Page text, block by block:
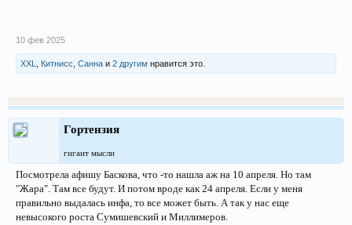
10 фев 2025
XXL Китнисс Санна и 2 другим нравится это.
Гортензия
гигант мысли
Посмотрела афишу Баскова, что -то нашла аж на 10 апреля. Но там
"Жара". Там все будут. И потом вроде как 24 апреля. Если у меня
правильно выдалась инфа, то все может быть. А так у нас еще
невысокого роста Сумишевский и Миллимеров.